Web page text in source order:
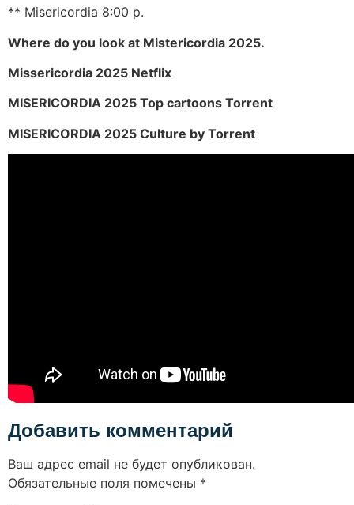
** Misericordia 8:00 p.
Where do you look at Mistericordia 2025.
Missericordia 2025 Netflix
MISERICORDIA 2025 Top cartoons Torrent
MISERICORDIA 2025 Culture by Torrent
Добавить комментарий
Ваш адрес email не будет опубликован.
Обязательные поля помечены *